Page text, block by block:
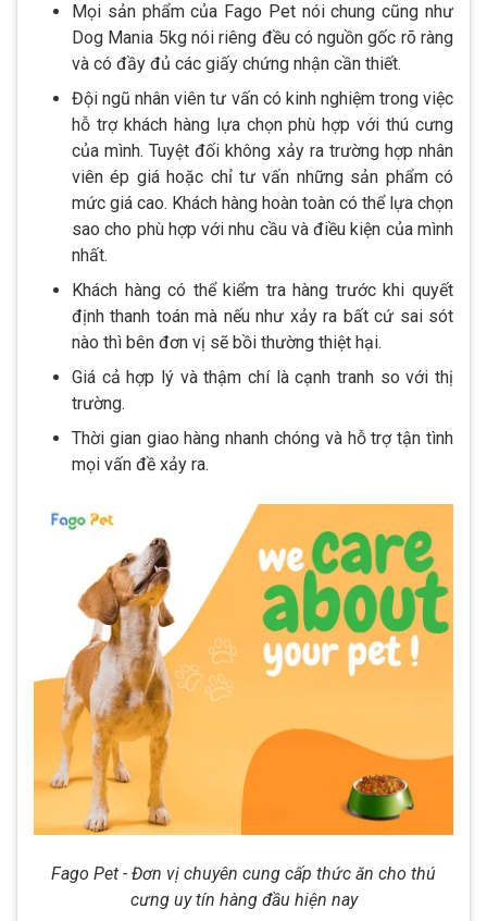
Mọi sản phẩm của Fago Pet nói chung cũng như
Dog Mania 5kg nói riêng đều có nguồn gốc rõ ràng
và có đầy đủ các giấy chứng nhận cần thiết.
Đội ngũ nhân viên tư vấn có kinh nghiệm trong việc
hỗ trợ khách hàng lựa chọn phù hợp với thú cưng
của mình. Tuyệt đối không xảy ra trường hợp nhân
viên ép giá hoặc chỉ tư vấn những sản phẩm có
mức giá cao. Khách hàng hoàn toàn có thể lựa chọn
sao cho phù hợp với nhu cầu và điều kiện của mình
nhất.
Khách hàng có thể kiểm tra hàng trước khi quyết
định thanh toán mà nếu như xảy ra bất cứ sai sót
nào thì bên đơn vị sẽ bồi thường thiệt hại.
Giá cả hợp lý và thậm chí là cạnh tranh so với thị
trường.
Thời gian giao hàng nhanh chóng và hỗ trợ tận tình
mọi vấn đề xảy ra.
Fago Pet - Đơn vị chuyên cung cấp thức ăn cho thú
cưng uy tín hàng đầu hiện nay